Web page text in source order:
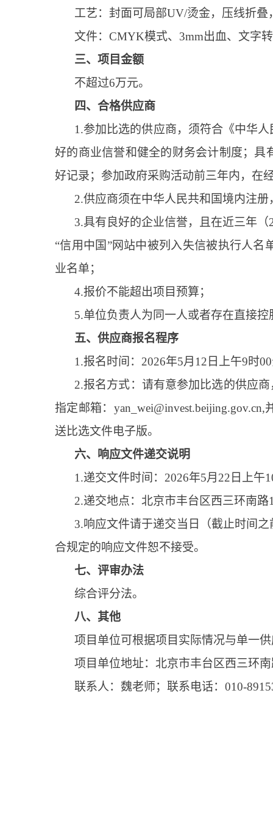
工艺：封面可局部UV/烫金，压线折叠
文件：CMYK模式、3mm出血、文字
三、项目金额
不超过6万元。
四、合格供应商
1.参加比选的供应商，须符合《中华
好的商业信誉和健全的财务会计制度；
好记录；参加政府采购活动前三年内，在
2.供应商须在中华人民共和国境内注
3.具有良好的企业信誉，且在近三年
“信用中国”网站中被列入失信被执行人
业名单；
4.报价不能超出项目预算；
5.单位负责人为同一人或者存在直接
五、供应商报名程序
1.报名时间：2026年5月12日上午9时
2.报名方式：请有意参加比选的供应
指定邮箱：
送比选文件电子版。
六、响应文件递交说明
1.递交文件时间：2026年5月22日上午
2.递交地点：北京市丰台区西三环南
3.响应文件请于递交当日（截止时间
合规定的响应文件恕不接受。
七、评审办法
综合评分法。
八、其他
项目单位可根据项目实际情况与单一
项目单位地址：北京市丰台区西三环
联系人：魏老师；联系电话：010-